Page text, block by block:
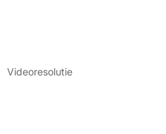
Videoresolutie